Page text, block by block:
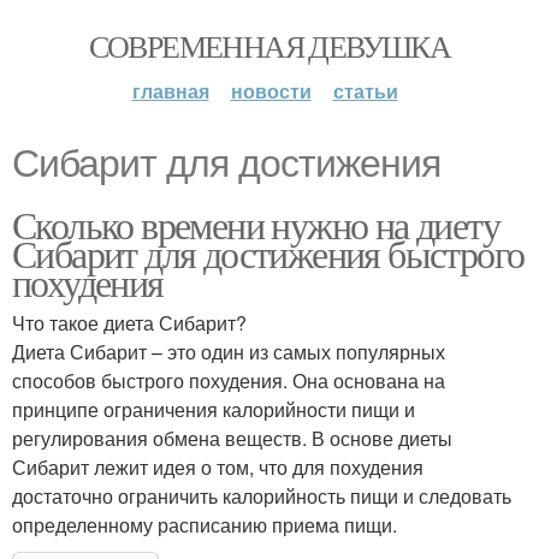
СОВРЕМЕННАЯ ДЕВУШКА
главная новости статьи
Сибарит для достижения
Сколько времени нужно на диету
Сибарит для достижения быстрого
похудения
Что такое диета Сибарит?
Диета Сибарит – это один из самых популярных
способов быстрого похудения. Она основана на
принципе ограничения калорийности пищи и
регулирования обмена веществ. В основе диеты
Сибарит лежит идея о том, что для похудения
достаточно ограничить калорийность пищи и следовать
определенному расписанию приема пищи.